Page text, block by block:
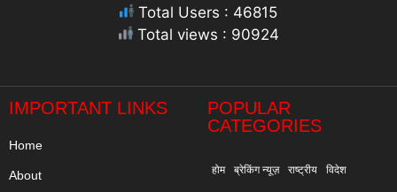
Total Users : 46815
Total views : 90924
IMPORTANT LINKS
Home
About
POPULAR
CATEGORIES
होम ब्रेकिंग न्यूज़ राष्ट्रीय विदेश